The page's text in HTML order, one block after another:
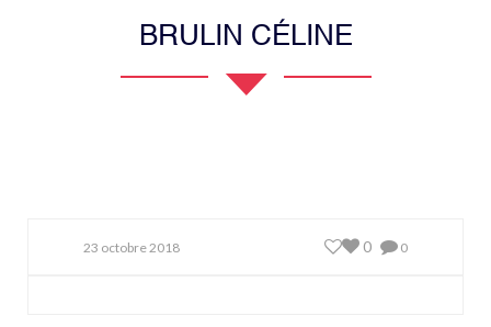
BRULIN CÉLINE
23 octobre 2018 0
0